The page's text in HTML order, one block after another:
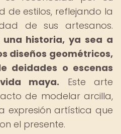
de estilos, reflejando la
de sus artesanos.
historia, ya sea a
diseños geométricos,
deidades o escenas
maya. Este arte
de modelar arcilla,
expresión artística que
el presente.